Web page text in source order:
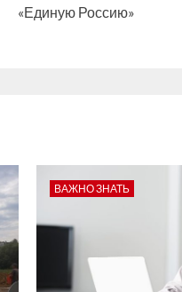
«Единую Россию»
ВАЖНО ЗНАТЬ